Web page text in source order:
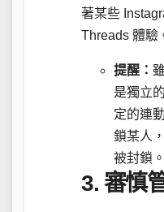
著某些
Threads 體驗
提醒：
是獨立
定的連
鎖某人
被封鎖。
3. 審慎